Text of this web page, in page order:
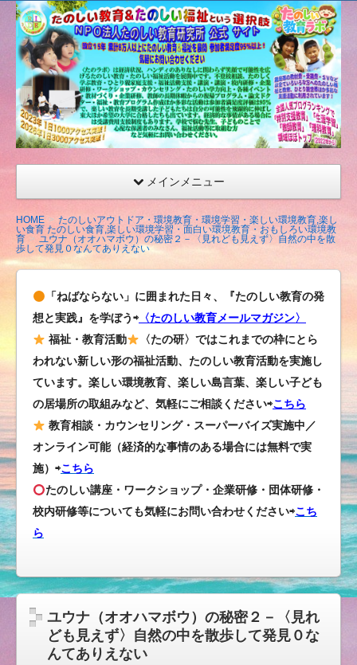
たの
しい
教育
研究
所
（沖
縄）
公式
ト
メインメニュー
HOME
たのしいアウトドア・環境教育・環境学習・楽しい環境教育,楽し
い食育 たのしい食育,楽しい環境学習・面白い環境教育・おもしろい環境教
育
ユウナ（オオハマボウ）の秘密２－〈見れども見えず〉自然の中を散
歩して発見０なんてありえない
「ねばならない」に囲まれた日々、『たのしい教育の発
想と実践』を学ぼう⇨ 〈たのしい教育メールマガジン〉
福祉・教育活動
〈たの研〉ではこれまでの枠にとら
われない新しい形の福祉活動、たのしい教育活動を実施し
ています。楽しい環境教育、楽しい島言葉、楽しい子ども
の居場所の取組みなど、気軽にご相談ください⇨こちら
教育相談・カウンセリング・スーパーバイズ実施中／
オンライン可能（経済的な事情のある場合には無料で実
施）⇨こちら
たのしい講座・ワークショップ・企業研修・団体研修・
校内研修等についても気軽にお問い合わせください⇨こち
ら
ユウナ（オオハマボウ）の秘密２－〈見れ
ども見えず〉自然の中を散歩して発見０な
んてありえない